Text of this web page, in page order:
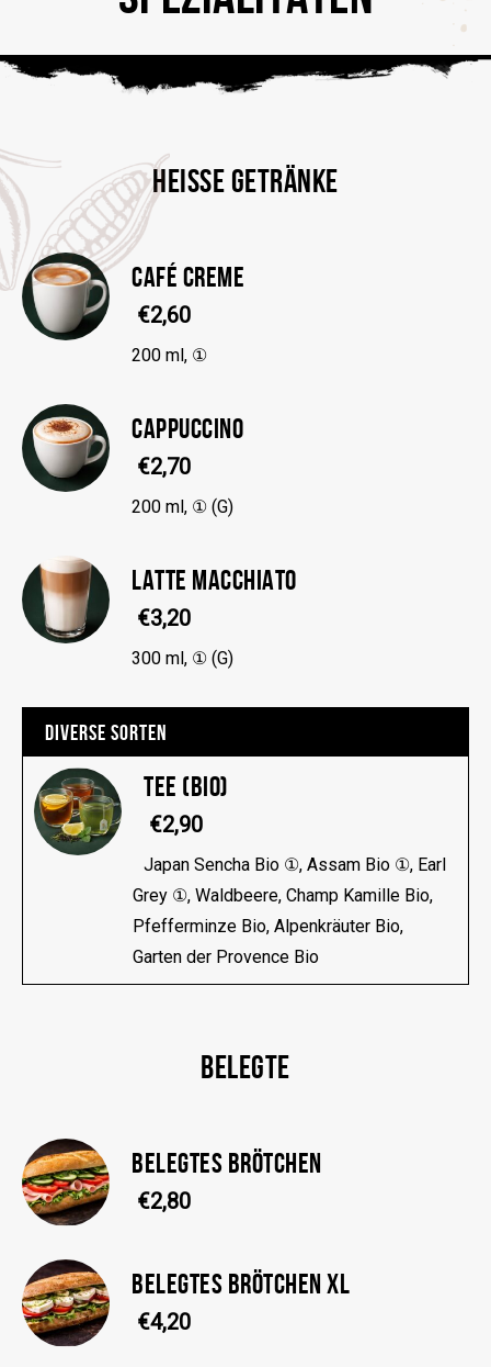
HEISSE GETRÄNKE
CAFÉ CREME
€2,60
200 ml, ①
CAPPUCCINO
€2,70
200 ml, ① (G)
LATTE MACCHIATO
€3,20
300 ml, ① (G)
DIVERSE SORTEN
TEE (BIO)
€2,90
Japan Sencha Bio ①, Assam Bio ①, Earl
Grey ①, Waldbeere, Champ Kamille Bio,
Pfefferminze Bio, Alpenkräuter Bio,
Garten der Provence Bio
BELEGTE
BELEGTES BRÖTCHEN
€2,80
BELEGTES BRÖTCHEN XL
€4,20